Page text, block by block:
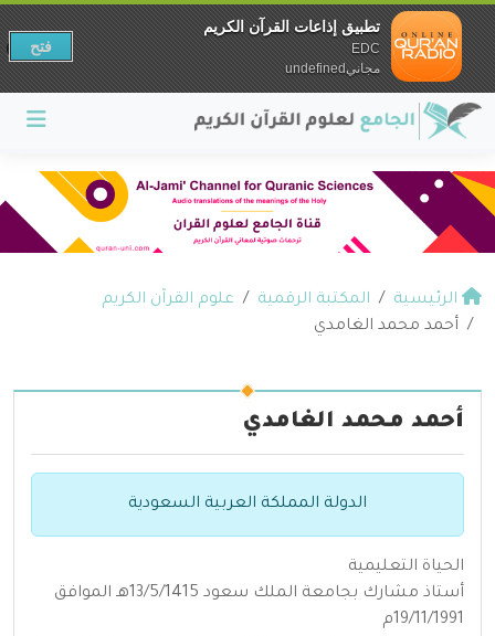
الرئيسية المكتبة الرقمية
علوم القرآن الكريم
أحمد محمد الغامدي
أحمد محمد الغامدي
الدولة المملكة العربية السعودية
الحياة التعليمية
أستاذ مشارك بجامعة الملك سعود 13/5/1415هـ الموافق
19/11/1991م
تطبيق إذاعات القرآن الكريم
EDC
مجانيundefined
فتح